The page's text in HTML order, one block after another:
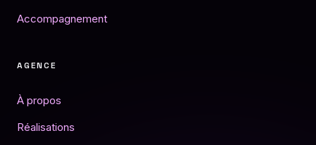
Accompagnement
AGENCE
À propos
Réalisations